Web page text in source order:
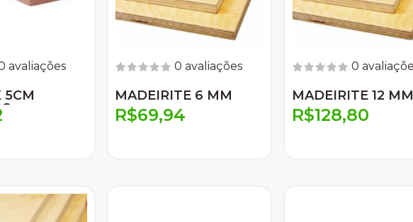
avaliações
5CM
0 avaliações
MADEIRITE 6 MM
R$69,94
0
MADEIRITE 12 MM
R$128,80